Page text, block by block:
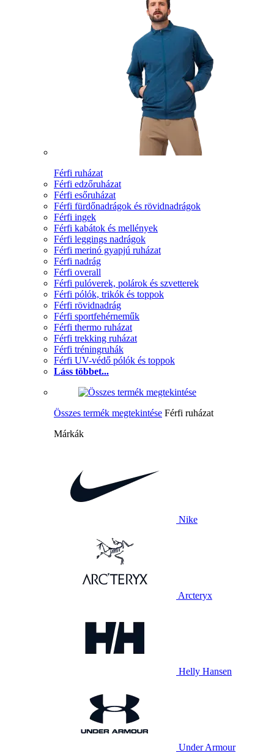
Férfi ruházat
Férfi edzőruházat
Férfi esőruházat
Férfi fürdőnadrágok és rövidnadrágok
Férfi ingek
Férfi kabátok és mellények
Férfi leggings nadrágok
Férfi merinó gyapjú ruházat
Férfi nadrág
Férfi overall
Férfi pulóverek, polárok és szvetterek
Férfi pólók, trikók és toppok
Férfi rövidnadrág
Férfi sportfehérneműk
Férfi thermo ruházat
Férfi trekking ruházat
Férfi tréningruhák
Férfi UV-védő pólók és toppok
Láss többet...
Összes termék megtekintése Férfi ruházat
Márkák
Nike
Arcteryx
Helly Hansen
Under Armour